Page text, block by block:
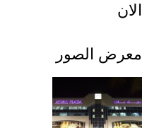
الان
معرض الصور